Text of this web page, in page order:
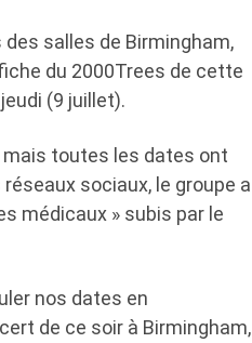
salles de Birmingham,
du 2000Trees de cette
(9 juillet).
mais toutes les dates ont
sociaux, le groupe a
médicaux » subis par le
nos dates en
de ce soir à Birmingham,